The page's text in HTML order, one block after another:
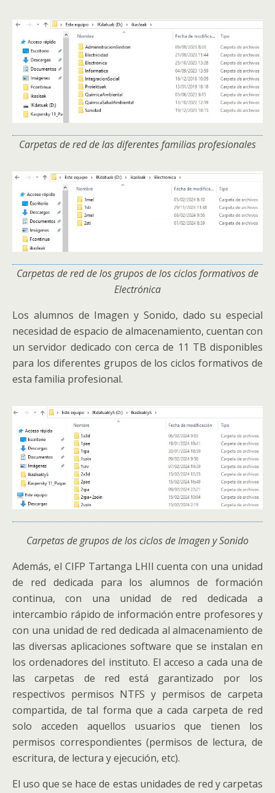
Carpetas de red de las diferentes familias profesionales
Carpetas de red de los grupos de los ciclos formativos de
Electrónica
Los alumnos de Imagen y Sonido, dado su especial
necesidad de espacio de almacenamiento, cuentan con
un servidor dedicado con cerca de 11 TB disponibles
para los diferentes grupos de los ciclos formativos de
esta familia profesional.
Carpetas de grupos de los ciclos de Imagen y Sonido
Además, el CIFP Tartanga LHII cuenta con una unidad
de red dedicada para los alumnos de formación
continua, con una unidad de red dedicada a
intercambio rápido de información entre profesores y
con una unidad de red dedicada al almacenamiento de
las diversas aplicaciones software que se instalan en
los ordenadores del instituto. El acceso a cada una de
las carpetas de red está garantizado por los
respectivos permisos NTFS y permisos de carpeta
compartida, de tal forma que a cada carpeta de red
solo acceden aquellos usuarios que tienen los
permisos correspondientes (permisos de lectura, de
escritura, de lectura y ejecución, etc).
El uso que se hace de estas unidades de red y carpetas